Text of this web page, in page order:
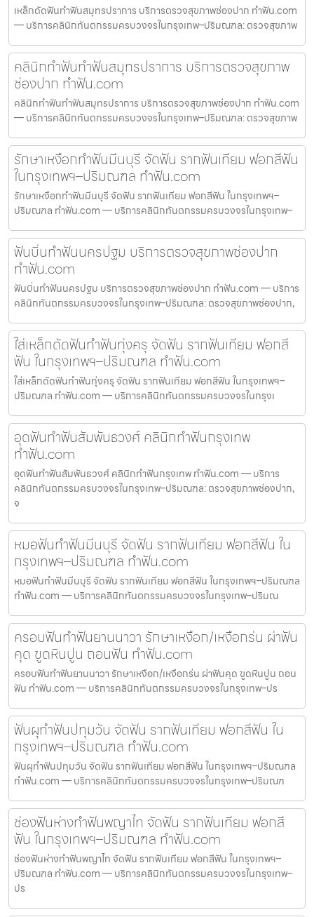
เหล็กดัดฟันทำฟันสมุทรปราการ บริการตรวจสุขภาพช่องปาก ทำฟัน.com
— บริการคลินิกทันตกรรมครบวงจรในกรุงเทพ–ปริมณฑล: ตรวจสุขภาพ
คลินิกทำฟันทำฟันสมุทรปราการ บริการตรวจสุขภาพ
ช่องปาก ทำฟัน.com
คลินิกทำฟันทำฟันสมุทรปราการ บริการตรวจสุขภาพช่องปาก ทำฟัน.com
— บริการคลินิกทันตกรรมครบวงจรในกรุงเทพ–ปริมณฑล: ตรวจสุขภาพ
รักษาเหงือกทำฟันมีนบุรี จัดฟัน รากฟันเทียม ฟอกสีฟัน
ในกรุงเทพฯ–ปริมณฑล ทำฟัน.com
รักษาเหงือกทำฟันมีนบุรี จัดฟัน รากฟันเทียม ฟอกสีฟัน ในกรุงเทพฯ–
ปริมณฑล ทำฟัน.com — บริการคลินิกทันตกรรมครบวงจรในกรุงเทพ–
ฟันบิ่นทำฟันนครปฐม บริการตรวจสุขภาพช่องปาก
ทำฟัน.com
ฟันบิ่นทำฟันนครปฐม บริการตรวจสุขภาพช่องปาก ทำฟัน.com — บริการ
คลินิกทันตกรรมครบวงจรในกรุงเทพ–ปริมณฑล: ตรวจสุขภาพช่องปาก,
ใส่เหล็กดัดฟันทำฟันทุ่งครุ จัดฟัน รากฟันเทียม ฟอกสี
ฟัน ในกรุงเทพฯ–ปริมณฑล ทำฟัน.com
ใส่เหล็กดัดฟันทำฟันทุ่งครุ จัดฟัน รากฟันเทียม ฟอกสีฟัน ในกรุงเทพฯ–
ปริมณฑล ทำฟัน.com — บริการคลินิกทันตกรรมครบวงจรในกรุงเ
อุดฟันทำฟันสัมพันธวงศ์ คลินิกทำฟันกรุงเทพ
ทำฟัน.com
อุดฟันทำฟันสัมพันธวงศ์ คลินิกทำฟันกรุงเทพ ทำฟัน.com — บริการ
คลินิกทันตกรรมครบวงจรในกรุงเทพ–ปริมณฑล: ตรวจสุขภาพช่องปาก,
จ
หมอฟันทำฟันมีนบุรี จัดฟัน รากฟันเทียม ฟอกสีฟัน ใน
กรุงเทพฯ–ปริมณฑล ทำฟัน.com
หมอฟันทำฟันมีนบุรี จัดฟัน รากฟันเทียม ฟอกสีฟัน ในกรุงเทพฯ–ปริมณฑล
ทำฟัน.com — บริการคลินิกทันตกรรมครบวงจรในกรุงเทพ–ปริมณ
ครอบฟันทำฟันยานนาวา รักษาเหงือก/เหงือกร่น ผ่าฟัน
คุด ขูดหินปูน ถอนฟัน ทำฟัน.com
ครอบฟันทำฟันยานนาวา รักษาเหงือก/เหงือกร่น ผ่าฟันคุด ขูดหินปูน ถอน
ฟัน ทำฟัน.com — บริการคลินิกทันตกรรมครบวงจรในกรุงเทพ–ปร
ฟันผุทำฟันปทุมวัน จัดฟัน รากฟันเทียม ฟอกสีฟัน ใน
กรุงเทพฯ–ปริมณฑล ทำฟัน.com
ฟันผุทำฟันปทุมวัน จัดฟัน รากฟันเทียม ฟอกสีฟัน ในกรุงเทพฯ–ปริมณฑล
ทำฟัน.com — บริการคลินิกทันตกรรมครบวงจรในกรุงเทพ–ปริมณฑ
ช่องฟันห่างทำฟันพญาไท จัดฟัน รากฟันเทียม ฟอกสี
ฟัน ในกรุงเทพฯ–ปริมณฑล ทำฟัน.com
ช่องฟันห่างทำฟันพญาไท จัดฟัน รากฟันเทียม ฟอกสีฟัน ในกรุงเทพฯ–
ปริมณฑล ทำฟัน.com — บริการคลินิกทันตกรรมครบวงจรในกรุงเทพ–
ปร